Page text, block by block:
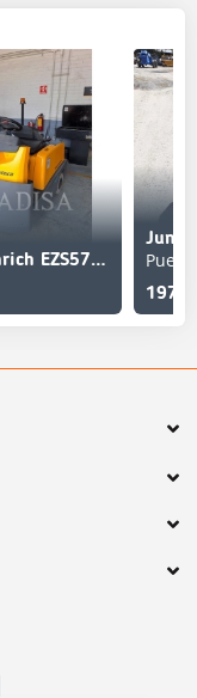
Jungheinrich EZS570NA